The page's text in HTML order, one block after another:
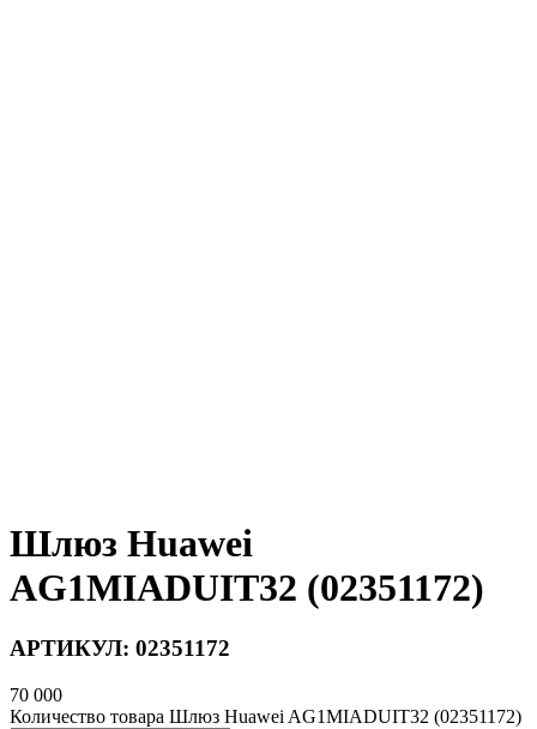
Шлюз Huawei
AG1MIADUIT32 (02351172)
АРТИКУЛ: 02351172
70 000
Количество товара Шлюз Huawei AG1MIADUIT32 (02351172)